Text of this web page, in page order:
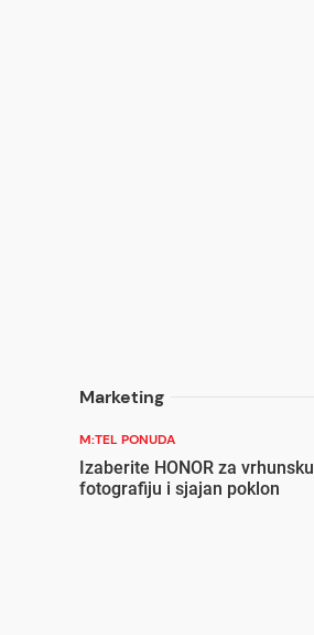
Marketing
M:TEL PONUDA
Izaberite HONOR za vrhunsku
fotografiju i sjajan poklon